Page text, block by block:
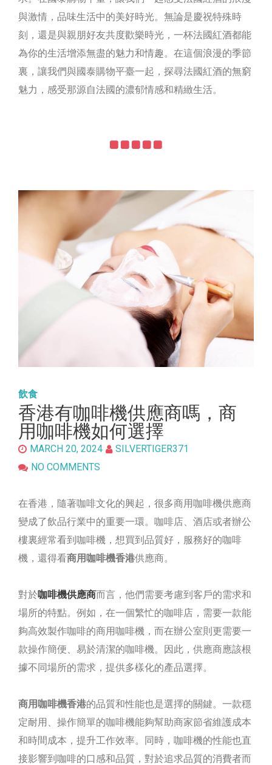
與激情，品味生活中的美好時光。無論是慶祝特殊時
刻，還是與親朋好友共度歡樂時光，一杯法國紅酒都能
為你的生活增添無盡的魅力和情趣。在這個浪漫的季節
裏，讓我們與國泰購物平臺一起，探尋法國紅酒的無窮
魅力，感受那源自法國的濃郁情感和精緻生活。
飲食
香港有咖啡機供應商嗎，商
用咖啡機如何選擇
MARCH 20, 2024
SILVERTIGER371
NO COMMENTS
在香港，隨著咖啡文化的興起，很多商用咖啡機供應商
變成了飲品行業中的重要一環。咖啡店、酒店或者辦公
樓裏經常看到咖啡機，想買到品質好，服務好的咖啡
機，還得看商用咖啡機香港供應商。
對於咖啡機供應商而言，他們需要考慮到客戶的需求和
場所的特點。例如，在一個繁忙的咖啡店，需要一款能
夠高效製作咖啡的商用咖啡機，而在辦公室則更需要一
款操作簡便、易於清潔的咖啡機。因此，供應商應該根
據不同場所的需求，提供多樣化的產品選擇。
商用咖啡機香港的品質和性能也是選擇的關鍵。一款穩
定耐用、操作簡單的咖啡機能夠幫助商家節省維護成本
和時間成本，提升工作效率。同時，咖啡機的性能也直
接影響到咖啡的口感和品質，對於追求品質的消費者而